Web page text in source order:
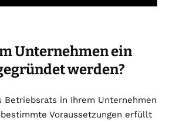
Unternehmen ein
werden?
Betriebsrats in Ihrem Unternehmen
Voraussetzungen erfüllt